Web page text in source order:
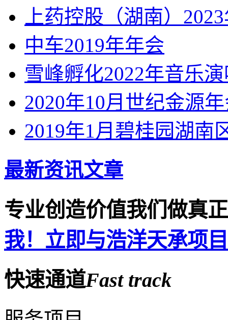
上药控股（湖南）
中车2019年年会
雪峰孵化2022年音乐
2020年10月世纪金源
2019年1月碧桂园湖南
最新资讯文章
专业创造价值我们做真
我！立即与浩洋天承项
快速通道Fast track